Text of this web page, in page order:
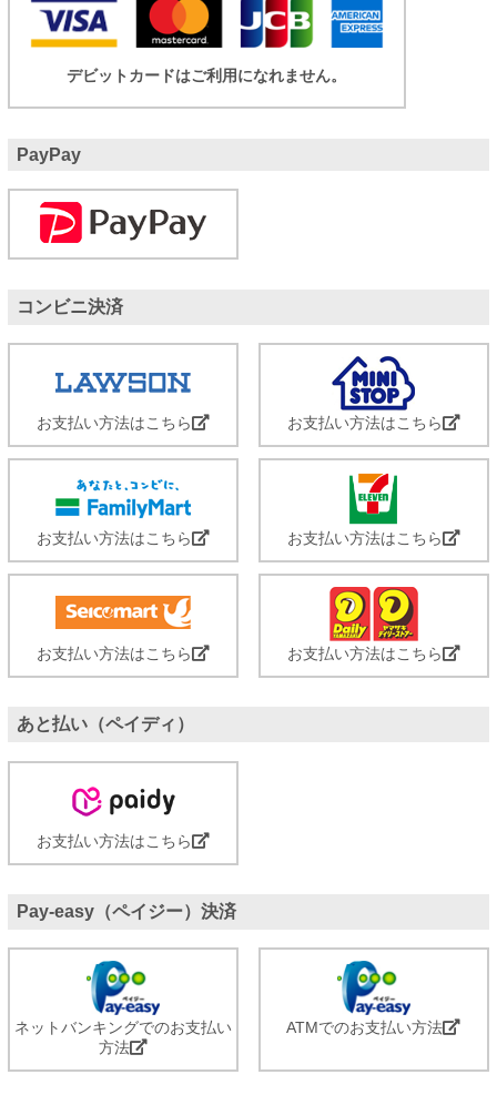
デビットカードはご利用になれません。
PayPay
コンビニ決済
お支払い方法はこちら お支払い方法はこちら
お支払い方法はこちら お支払い方法はこちら
お支払い方法はこちら お支払い方法はこちら
あと払い（ペイディ）
お支払い方法はこちら
Pay-easy（ペイジー）決済
ネットバンキングでのお支払い
方法
ATMでのお支払い方法